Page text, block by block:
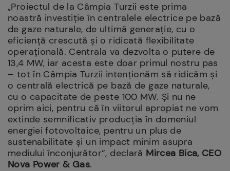
„Proiectul de la Câmpia Turzii este prima
noastră investiție în centralele electrice pe bază
de gaze naturale, de ultimă generaţie, cu o
eficienţă crescută şi o ridicată flexibilitate
operaţională. Centrala va dezvolta o putere de
13,4 MW, iar acesta este doar primul nostru pas
– tot în Câmpia Turzii intenționăm să ridicăm și
o centrală electrică pe bază de gaze naturale,
cu o capacitate de peste 100 MW. Și nu ne
oprim aici, pentru că în viitorul apropiat ne vom
extinde semnificativ producția în domeniul
energiei fotovoltaice, pentru un plus de
sustenabilitate și un impact minim asupra
mediului înconjurător”, declară Mircea Bica, CEO
Nova Power & Gas.